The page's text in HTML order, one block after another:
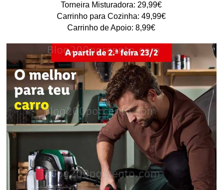
Torneira Misturadora: 29,99€
Carrinho para Cozinha: 49,99€
Carrinho de Apoio: 8,99€